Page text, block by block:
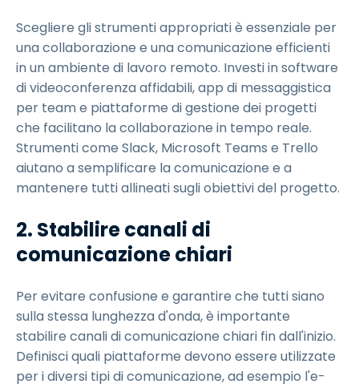
Scegliere gli strumenti appropriati è essenziale per
una collaborazione e una comunicazione efficienti
in un ambiente di lavoro remoto. Investi in software
di videoconferenza affidabili, app di messaggistica
per team e piattaforme di gestione dei progetti
che facilitano la collaborazione in tempo reale.
Strumenti come Slack, Microsoft Teams e Trello
aiutano a semplificare la comunicazione e a
mantenere tutti allineati sugli obiettivi del progetto.
2. Stabilire canali di
comunicazione chiari
Per evitare confusione e garantire che tutti siano
sulla stessa lunghezza d'onda, è importante
stabilire canali di comunicazione chiari fin dall'inizio.
Definisci quali piattaforme devono essere utilizzate
per i diversi tipi di comunicazione, ad esempio l'e-